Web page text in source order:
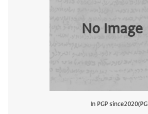
No Image
In PGP since2020